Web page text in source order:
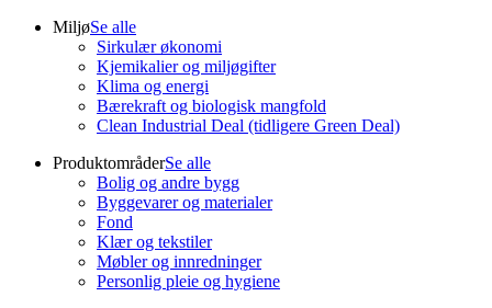
MiljøSe alle
Sirkulær økonomi
Kjemikalier og miljøgifter
Klima og energi
Bærekraft og biologisk mangfold
Clean Industrial Deal (tidligere Green Deal)
ProduktområderSe alle
Bolig og andre bygg
Byggevarer og materialer
Fond
Klær og tekstiler
Møbler og innredninger
Personlig pleie og hygiene